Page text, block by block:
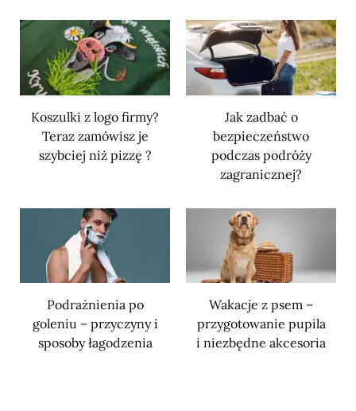
Koszulki z logo firmy?
Teraz zamówisz je
szybciej niż pizzę ?
Jak zadbać o
bezpieczeństwo
podczas podróży
zagranicznej?
Podrażnienia po
goleniu – przyczyny i
sposoby łagodzenia
Wakacje z psem –
przygotowanie pupila
i niezbędne akcesoria